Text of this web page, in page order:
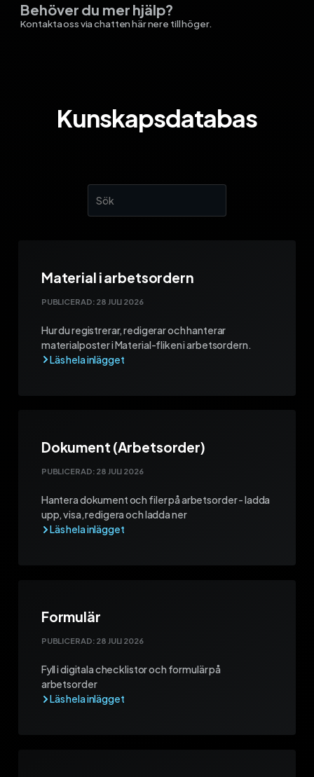
Behöver du mer hjälp?
Kontakta oss via chatten här nere till höger.
Kunskapsdatabas
Material i arbetsordern
PUBLICERAD: 28 JULI 2026
Hur du registrerar, redigerar och hanterar
materialposter i Material-fliken i arbetsordern.
Dokument (Arbetsorder)
PUBLICERAD: 28 JULI 2026
Hantera dokument och filer på arbetsorder - ladda
upp, visa, redigera och ladda ner
Formulär
PUBLICERAD: 28 JULI 2026
Fyll i digitala checklistor och formulär på
arbetsorder